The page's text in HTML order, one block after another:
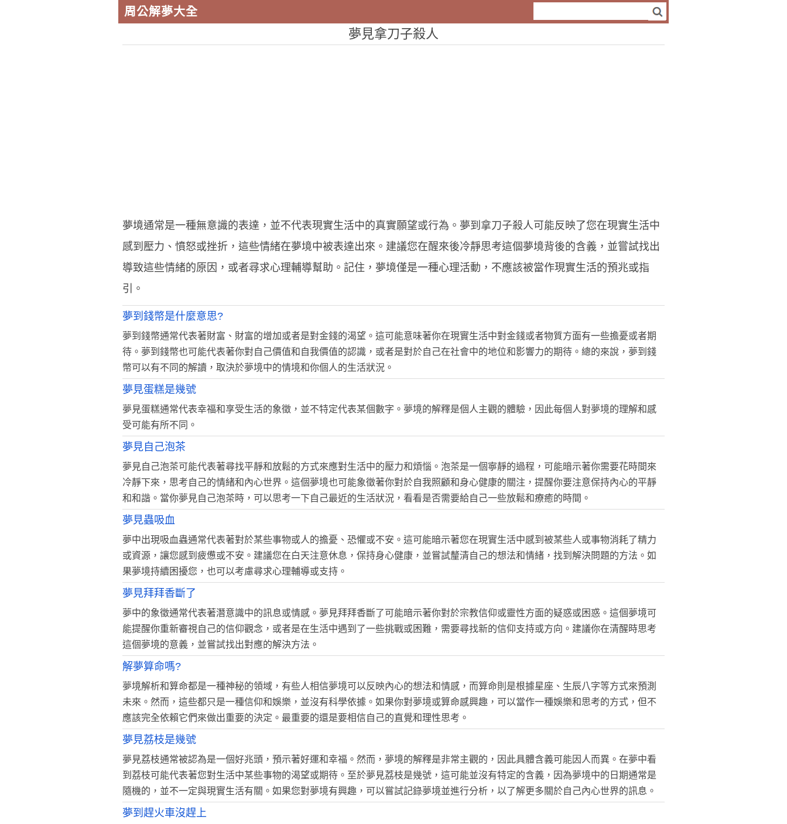
周公解夢大全
夢見拿刀子殺人
夢境通常是一種無意識的表達，並不代表現實生活中的真實願望或行為。夢到拿刀子殺人可能反映了您在現實生活中
感到壓力、憤怒或挫折，這些情緒在夢境中被表達出來。建議您在醒來後冷靜思考這個夢境背後的含義，並嘗試找出
導致這些情緒的原因，或者尋求心理輔導幫助。記住，夢境僅是一種心理活動，不應該被當作現實生活的預兆或指
引。
夢到錢幣是什麼意思?
夢到錢幣通常代表著財富、財富的增加或者是對金錢的渴望。這可能意味著你在現實生活中對金錢或者物質方面有一些擔憂或者期
待。夢到錢幣也可能代表著你對自己價值和自我價值的認識，或者是對於自己在社會中的地位和影響力的期待。總的來說，夢到錢
幣可以有不同的解讀，取決於夢境中的情境和你個人的生活狀況。
夢見蛋糕是幾號
夢見蛋糕通常代表幸福和享受生活的象徵，並不特定代表某個數字。夢境的解釋是個人主觀的體驗，因此每個人對夢境的理解和感
受可能有所不同。
夢見自己泡茶
夢見自己泡茶可能代表著尋找平靜和放鬆的方式來應對生活中的壓力和煩惱。泡茶是一個寧靜的過程，可能暗示著你需要花時間來
冷靜下來，思考自己的情緒和內心世界。這個夢境也可能象徵著你對於自我照顧和身心健康的關注，提醒你要注意保持內心的平靜
和和諧。當你夢見自己泡茶時，可以思考一下自己最近的生活狀況，看看是否需要給自己一些放鬆和療癒的時間。
夢見蟲吸血
夢中出現吸血蟲通常代表著對於某些事物或人的擔憂、恐懼或不安。這可能暗示著您在現實生活中感到被某些人或事物消耗了精力
或資源，讓您感到疲憊或不安。建議您在白天注意休息，保持身心健康，並嘗試釐清自己的想法和情緒，找到解決問題的方法。如
果夢境持續困擾您，也可以考慮尋求心理輔導或支持。
夢見拜拜香斷了
夢中的象徵通常代表著潛意識中的訊息或情感。夢見拜拜香斷了可能暗示著你對於宗教信仰或靈性方面的疑惑或困惑。這個夢境可
能提醒你重新審視自己的信仰觀念，或者是在生活中遇到了一些挑戰或困難，需要尋找新的信仰支持或方向。建議你在清醒時思考
這個夢境的意義，並嘗試找出對應的解決方法。
解夢算命嗎?
夢境解析和算命都是一種神秘的領域，有些人相信夢境可以反映內心的想法和情感，而算命則是根據星座、生辰八字等方式來預測
未來。然而，這些都只是一種信仰和娛樂，並沒有科學依據。如果你對夢境或算命感興趣，可以當作一種娛樂和思考的方式，但不
應該完全依賴它們來做出重要的決定。最重要的還是要相信自己的直覺和理性思考。
夢見荔枝是幾號
夢見荔枝通常被認為是一個好兆頭，預示著好運和幸福。然而，夢境的解釋是非常主觀的，因此具體含義可能因人而異。在夢中看
到荔枝可能代表著您對生活中某些事物的渴望或期待。至於夢見荔枝是幾號，這可能並沒有特定的含義，因為夢境中的日期通常是
隨機的，並不一定與現實生活有關。如果您對夢境有興趣，可以嘗試記錄夢境並進行分析，以了解更多關於自己內心世界的訊息。
夢到趕火車沒趕上